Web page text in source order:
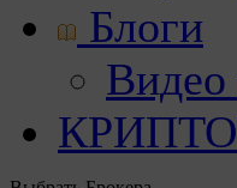
Блоги
Видео